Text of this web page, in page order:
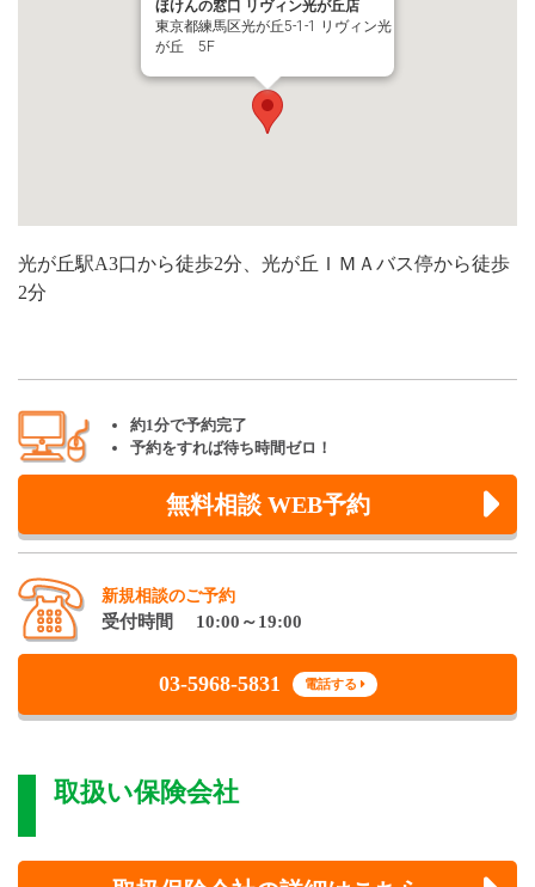
ほけんの窓口 リヴィン光が丘店
東京都練馬区光が丘5-1-1 リヴィン光
が丘 5F
光が丘駅A3口から徒歩2分、光が丘ＩＭＡバス停から徒歩
2分
約1分で予約完了
予約をすれば待ち時間ゼロ！
無料相談 WEB予約
新規相談のご予約
受付時間 10:00～19:00
03-5968-5831 電話する
取扱い保険会社